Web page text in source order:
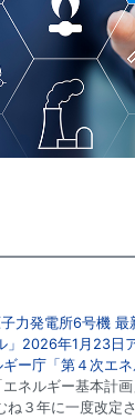
力発電所6号機 最
2026年1月23日
ー庁「第４次エネ
エネルギー基本計
３年に一度改定さ